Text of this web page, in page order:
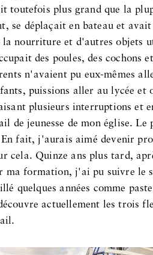
toutefois plus grand que la
se déplaçait en bateau et
la nourriture et d'autres
des poules, des cochons
n'avaient pu eux-mêmes
puissions aller au lycée
plusieurs interruptions et
de jeunesse de mon église. Le
fait, j'aurais aimé devenir
cela. Quinze ans plus tard,
ma formation, j'ai pu suivre le
quelques années comme
actuellement les trois